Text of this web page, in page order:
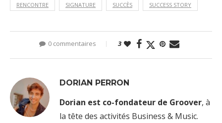
RENCONTRE SIGNATURE SUCCÈS SUCCESS STORY
0 commentaires 3
DORIAN PERRON
Dorian est co-fondateur de Groover, à
la tête des activités Business & Music.